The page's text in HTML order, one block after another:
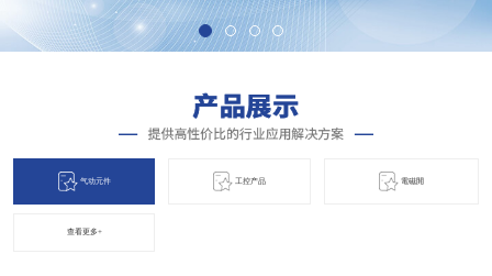
气动元件 工控产品 電磁閞
查看更多+